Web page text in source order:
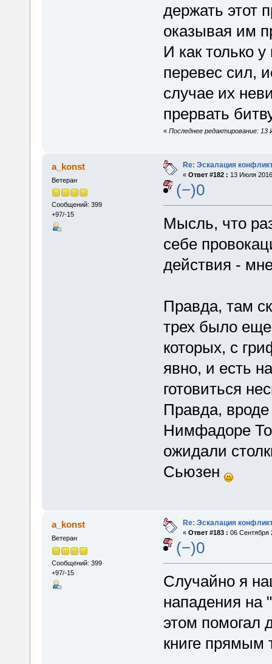
держать этот
оказывая им
И как только
перевес сил,
случае их
прервать
« Последнее редактирование:
a_konst
Ветеран
Сообщений: 399
+97/-15
Re: Эскалация
« Ответ #182 : 13 Июля
(−)0
Мысль, что
себе
действия -
Правда, там
трех было еще
которых, с
явно, и есть
готовиться
Правда,
Нимфадоре
ожидали
Сьюзен
a_konst
Ветеран
Сообщений: 399
+97/-15
Re: Эскалация
« Ответ #183 : 06 Сентября
(−)0
Случайно я
нападения на
этом помогал
книге прямым